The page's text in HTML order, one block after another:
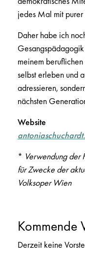
jedes Mal mit purer
Daher habe ich
meinem
selbst erleben und
adressieren,
nächsten
Website
* Verwendung der
für Zwecke der
Volksoper Wien
Kommende
Derzeit keine